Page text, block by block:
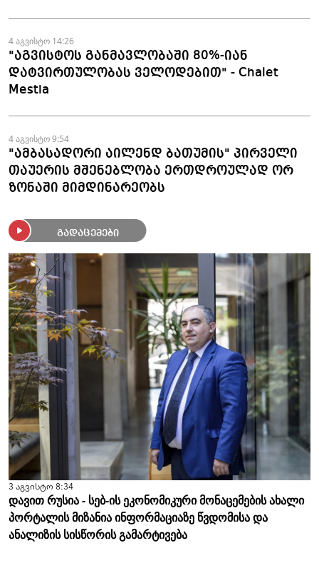
4 აგვისტო 14:26
"აგვისტოს განმავლობაში 80%-იან
დატვირთულობას ველოდებით" - Chalet
Mestia
4 აგვისტო 9:54
"ამბასადორი აილენდ ბათუმის" პირველი
თაუერის მშენებლობა ერთდროულად ორ
ზონაში მიმდინარეობს
გადაცემები
3 აგვისტო 8:34
დავით რუსია - სებ-ის ეკონომიკური მონაცემების ახალი
პორტალის მიზანია ინფორმაციაზე წვდომისა და
ანალიზის სისწორის გამარტივება